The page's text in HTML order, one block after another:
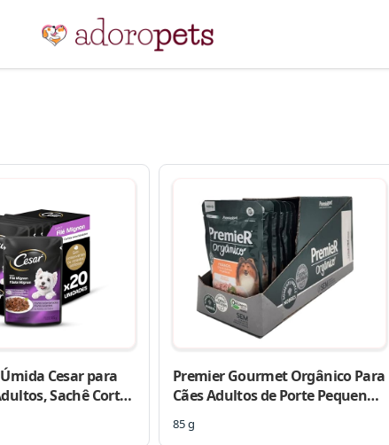
Cesar para
Sachê Cortes
Premier Gourmet Orgânico Para
Cães Adultos de Porte Pequeno
85g – Caixa com 20 unidades
85 g